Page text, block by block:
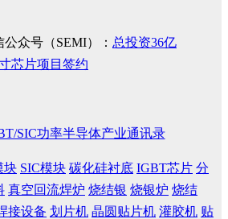
众号（SEMI）： 总投资36亿
芯片项目签约
SIC功率半导体产业通讯录
块 SIC模块 碳化硅衬底 IGBT芯片 分
真空回流焊炉 烧结银 烧银炉 烧结
接设备 划片机 晶圆贴片机 灌胶机 贴